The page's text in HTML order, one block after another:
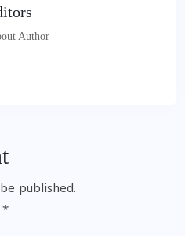
Author
published.
*